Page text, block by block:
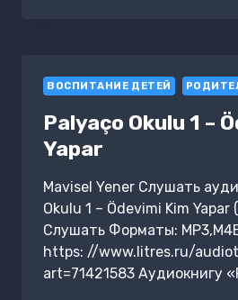
ВОСПИТАНИЕ ДЕТЕЙ
Palyaço Okulu 1 –
Yapar
Mavisel Yener Слушать
Okulu 1 – Ödevimi Kim Yapar
Слушать Форматы:
https: //www.litres.ru/
art=71421583 Аудиокнигу